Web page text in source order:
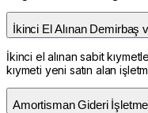
İkinci El Alınan Demirbaş
İkinci el alınan sabit
kıymeti yeni satın alan
Amortisman Gideri